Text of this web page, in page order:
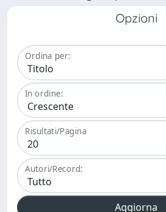
Opzioni
Ordina per:
In ordine:
Risultati/Pagina
Autori/Record: